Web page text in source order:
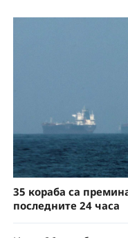
35 кораба са
последните 24 часа